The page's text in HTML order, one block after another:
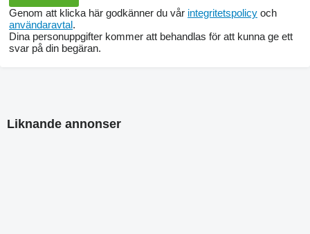
Genom att klicka här godkänner du vår integritetspolicy och
användaravtal.
Dina personuppgifter kommer att behandlas för att kunna ge ett
svar på din begäran.
Liknande annonser